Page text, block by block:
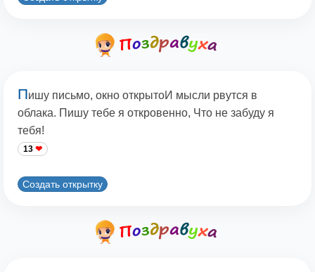
Пишу письмо, окно открытоИ мысли рвутся в
облака. Пишу тебе я откровенно, Что не забуду я
тебя!
13
Создать открытку